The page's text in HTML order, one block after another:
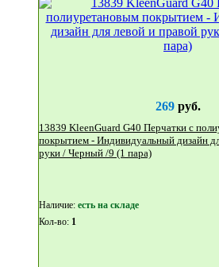
269руб.
13839 KleenGuard G40 Перчатки с полиуретановым
покрытием - Индивидуальный дизайн
руки / Черный /9 (1 пара)
Наличие: eсть на складе
Кол-во: 1